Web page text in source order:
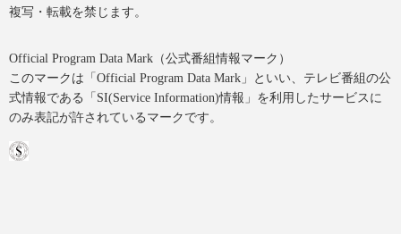
複写・転載を禁じます。
Official Program Data Mark（公式番組情報マーク）
このマークは「Official Program Data Mark」といい、テレビ番組の公
式情報である「SI(Service Information)情報」を利用したサービスに
のみ表記が許されているマークです。